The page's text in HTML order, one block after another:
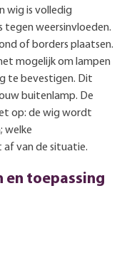
wig is volledig
tegen weersinvloeden.
of borders plaatsen.
mogelijk om lampen
te bevestigen. Dit
buitenlamp. De
op: de wig wordt
welke
af van de situatie.
en toepassing